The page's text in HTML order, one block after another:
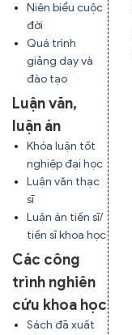
Niên biểu cuộc
đời
Quá trình
giảng dạy và
đào tạo
Luận văn,
luận án
Khóa luận tốt
nghiệp đại học
Luận văn thạc
sĩ
Luận án tiến sĩ/
tiến sĩ khoa học
Các công
trình nghiên
cứu khoa học
Sách đã xuất